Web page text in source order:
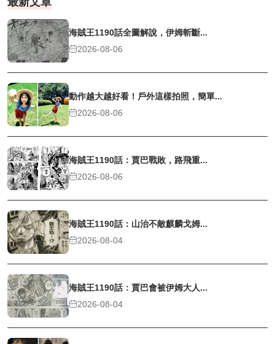
海賊王1190話全圖解說，伊姆斬斷...
2026-08-06
動作越大越好看！戶外這樣拍照，簡單...
2026-08-06
海賊王1190話：賈巴戰敗，路飛重...
2026-08-06
海賊王1190話：山治不敵麒麟戈姆...
2026-08-04
海賊王1190話：賈巴會被伊姆大人...
2026-08-04